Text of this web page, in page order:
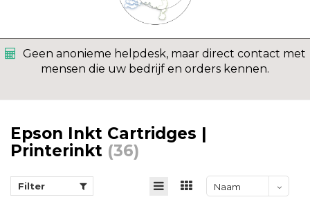
Geen anonieme helpdesk, maar direct contact met
mensen die uw bedrijf en orders kennen.
Epson Inkt Cartridges |
Printerinkt (36)
Filter
Naam